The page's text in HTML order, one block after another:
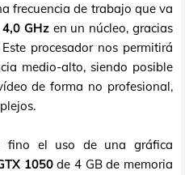
frecuencia de trabajo que va
GHzen un núcleo, gracias
procesador nos permitirá
medio-alto, siendo posible
de forma no profesional,
fino el uso de una gráfica
1050de 4 GB de memoria